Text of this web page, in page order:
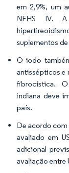
em 2,9%, um
NFHS IV. A
suplementos
O iodo
antissépticos e
fibrocística.
indiana deve
país.
De acordo
avaliado em
adicional
avaliação entre